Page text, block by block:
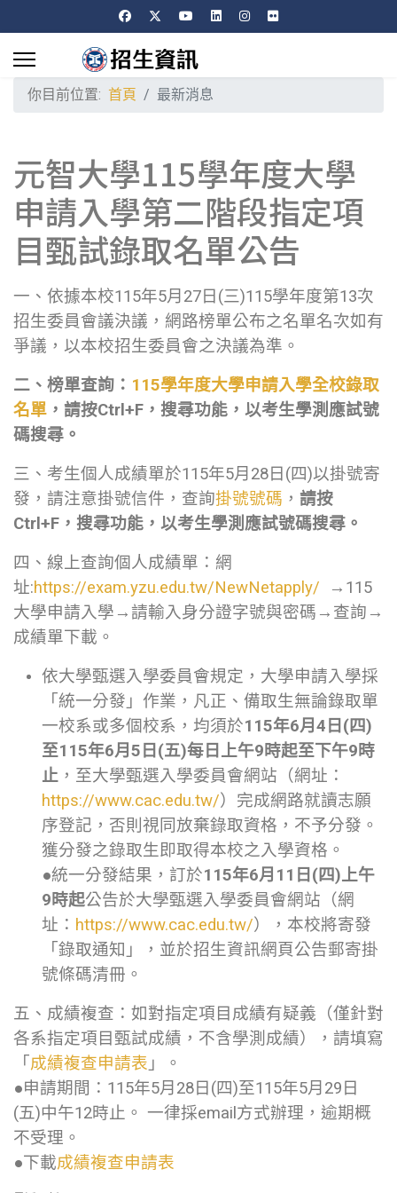
你目前位置: 首頁 最新消息
元智大學115學年度大學
申請入學第二階段指定項
目甄試錄取名單公告
一、依據本校115年5月27日(三)115學年度第13次
招生委員會議決議，網路榜單公布之名單名次如有
爭議，以本校招生委員會之決議為準。
二、榜單查詢： 115學年度大學申請入學全校錄取
名單 ，請按Ctrl+F，搜尋功能，以考生學測應試號
碼搜尋。
三、考生個人成績單於115年5月28日(四)以掛號寄
發，請注意掛號信件，查詢掛號號碼 ， 請按
Ctrl+F，搜尋功能，以考生學測應試號碼搜尋。
四、線上查詢個人成績單：網
址:https://exam.yzu.edu.tw/NewNetapply/ →115
大學申請入學→請輸入身分證字號與密碼→查詢→
成績單下載。
依大學甄選入學委員會規定，大學申請入學採
「統一分發」作業，凡正、備取生無論錄取單
一校系或多個校系，均須於115年6月4日(四)
至115年6月5日(五)每日上午9時起至下午9時
止 ，至大學甄選入學委員會網站（網址：
https://www.cac.edu.tw/）完成網路就讀志願
序登記，否則視同放棄錄取資格，不予分發。
獲分發之錄取生即取得本校之入學資格。
●統一分發結果，訂於115年6月11日(四)上午
9時起公告於大學甄選入學委員會網站（網
址： https://www.cac.edu.tw/），本校將寄發
「錄取通知」，並於招生資訊網頁公告郵寄掛
號條碼清冊。
五、成績複查：如對指定項目成績有疑義（僅針對
各系指定項目甄試成績，不含學測成績），請填寫
「 成績複查申請表 」。
●申請期間：115年5月28日(四)至115年5月29日
(五)中午12時止。 一律採email方式辦理，逾期概
不受理。
●下載成績複查申請表